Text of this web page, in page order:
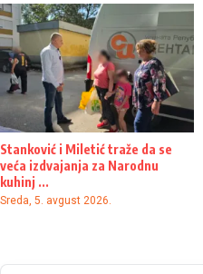
Stanković i Miletić traže da se
veća izdvajanja za Narodnu
kuhinj ...
Sreda, 5. avgust 2026.